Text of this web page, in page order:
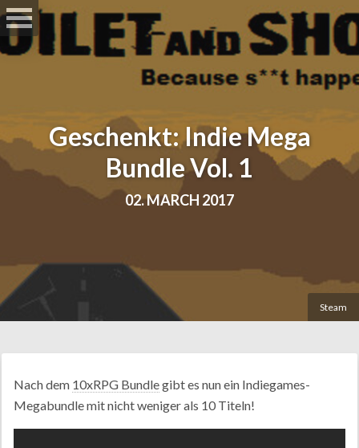
Steam
Geschenkt: Indie Mega
Bundle Vol. 1
02. MARCH 2017
Nach dem 10xRPG Bundlegibt es nun ein Indiegames-
Megabundle mit nicht weniger als 10 Titeln!